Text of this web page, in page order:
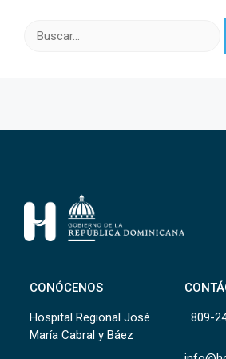
CONÓCENOS
Hospital Regional José
María Cabral y Báez
809-